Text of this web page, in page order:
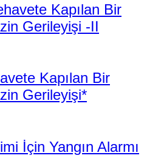
Kapılan Bir
Gerileyişi -II
Kapılan Bir
Gerileyişi*
İçin Yangın Alarmı